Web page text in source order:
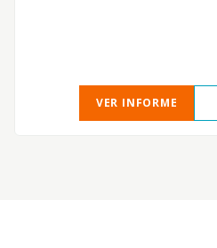
VER INFORME